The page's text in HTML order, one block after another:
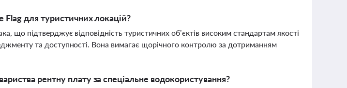
Flag для туристичних локацій?
що підтверджує відповідність туристичних об’єктів високим стандартам якості
та доступності. Вона вимагає щорічного контролю за дотриманням
рентну плату за спеціальне водокористування?